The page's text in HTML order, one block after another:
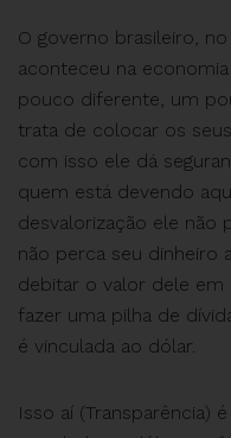
O governo brasileiro,
aconteceu na
pouco diferente, um
trata de colocar os
com isso ele dá
quem está devendo
desvalorização ele não
não perca seu dinheiro
debitar o valor dele em
fazer uma pilha de
é vinculada ao dólar.
Isso aí (Transparência)